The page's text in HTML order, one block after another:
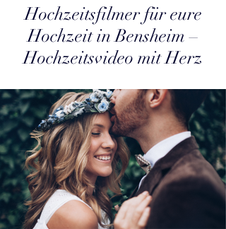
Hochzeitsfilmer für eure
Hochzeit in Bensheim –
Hochzeitsvideo mit Herz